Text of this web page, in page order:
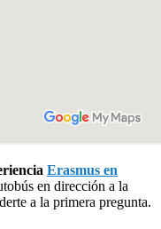
Erasmus en
en dirección a la
a la primera pregunta.